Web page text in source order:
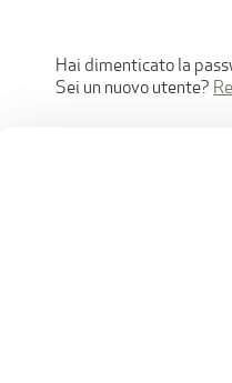
Hai dimenticato la
Sei un nuovo utente?